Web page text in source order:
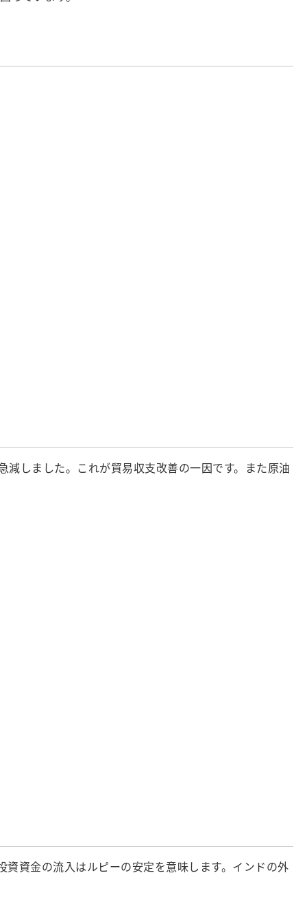
しました。これが貿易収支改善の一因です。また原油
資金の流入はルピーの安定を意味します。インドの外